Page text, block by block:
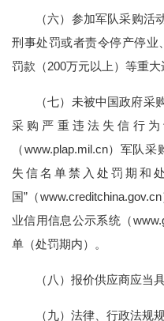
（六）参加军队采购活
刑事处罚或者责令停产停业
罚款（200万元以上）等重大
（七）未被中国政府采
采购严重违法失信行
（www.plap.mil.cn）军队
失信名单禁入处罚期和
国”（
业信用信息公示系统（
单（处罚期内）。
（八）报价供应商应当
（九）法律、行政法规